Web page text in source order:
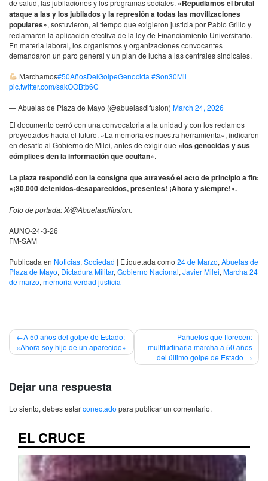
de salud, las jubilaciones y los programas sociales. «Repudiamos el brutal
ataque a las y los jubilados y la represión a todas las movilizaciones
populares», sostuvieron, al tiempo que exigieron justicia por Pablo Grillo y
reclamaron la aplicación efectiva de la ley de Financiamiento Universitario.
En materia laboral, los organismos y organizaciones convocantes
demandaron un paro general y un plan de lucha a las centrales sindicales.
Marchamos#50AñosDelGolpeGenocida #Son30Mil
pic.twitter.com/sakOOBtb6C
— Abuelas de Plaza de Mayo (@abuelasdifusion) March 24, 2026
El documento cerró con una convocatoria a la unidad y con los reclamos
proyectados hacia el futuro. «La memoria es nuestra herramienta», indicaron
en desafío al Gobierno de Milei, antes de exigir que «los genocidas y sus
cómplices den la información que ocultan».
La plaza respondió con la consigna que atravesó el acto de principio a fin:
«¡30.000 detenidos-desaparecidos, presentes! ¡Ahora y siempre!».
Foto de portada: X/@Abuelasdifusion.
AUNO-24-3-26
FM-SAM
Publicada en Noticias, Sociedad | Etiquetada como 24 de Marzo, Abuelas de
Plaza de Mayo, Dictadura Militar, Gobierno Nacional, Javier Milei, Marcha 24
de marzo, memoria verdad justicia
Navegación
de
A 50 años del golpe de Estado:
«Ahora soy hijo de un aparecido»
Pañuelos que florecen:
multitudinaria marcha a 50 años
del último golpe de Estado
Dejar una respuesta
Lo siento, debes estarconectado para publicar un comentario.
EL CRUCE